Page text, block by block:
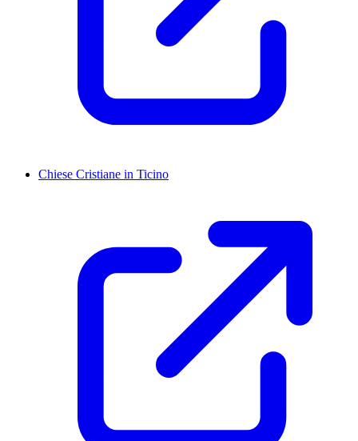
Chiese Cristiane in Ticino